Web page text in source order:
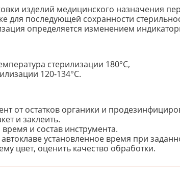
изделий медицинского назначения
для последующей сохранности
определяется изменением
стерилизации 180°С,
120-134°С.
от остатков органики и
и заклеить.
и состав инструмента.
установленное время при
цвет, оценить качество обработки.
Вы можете стать первым! Будьте